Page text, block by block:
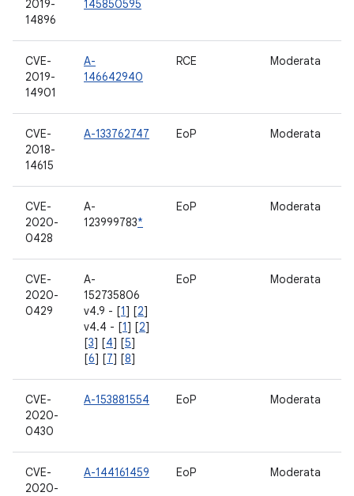
2019-
14896
145850595
CVE-
2019-
14901
A-
146642940
RCE Moderata
CVE-
2018-
14615
A-133762747 EoP Moderata
CVE-
2020-
0428
A-
123999783*
EoP Moderata
CVE-
2020-
0429
A-
152735806
v4.9 - [1] [2]
v4.4 - [1] [2]
[3] [4] [5]
[6] [7] [8]
EoP Moderata
CVE-
2020-
0430
A-153881554 EoP Moderata
CVE-
2020-
A-144161459 EoP Moderata